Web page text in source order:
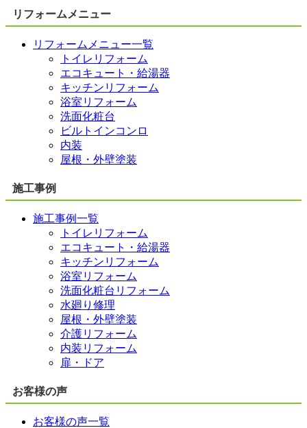
リフォームメニュー
リフォームメニュー一覧
トイレリフォーム
エコキュート・給湯器
キッチンリフォーム
浴室リフォーム
洗面化粧台
ビルトインコンロ
内装
屋根・外壁塗装
施工事例
施工事例一覧
トイレリフォーム
エコキュート・給湯器
キッチンリフォーム
浴室リフォーム
洗面化粧台リフォーム
水廻り修理
屋根・外壁塗装
介護リフォーム
内装リフォーム
扉・ドア
お客様の声
お客様の声一覧